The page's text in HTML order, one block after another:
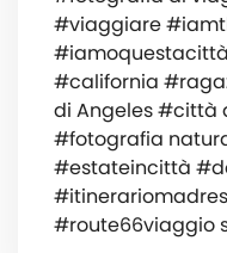
#viaggiare
#california
di Angeles #città
#fotografia
#estateincittà
#route66viaggio